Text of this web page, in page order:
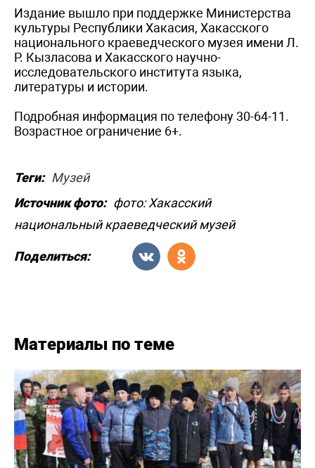
Издание вышло при поддержке Министерства
культуры Республики Хакасия, Хакасского
национального краеведческого музея имени Л.
Р. Кызласова и Хакасского научно-
исследовательского института языка,
литературы и истории.
Подробная информация по телефону 30-64-11.
Возрастное ограничение 6+.
Теги: Музей
Источник фото: фото: Хакасский
национальный краеведческий музей
Поделиться:
Материалы по теме